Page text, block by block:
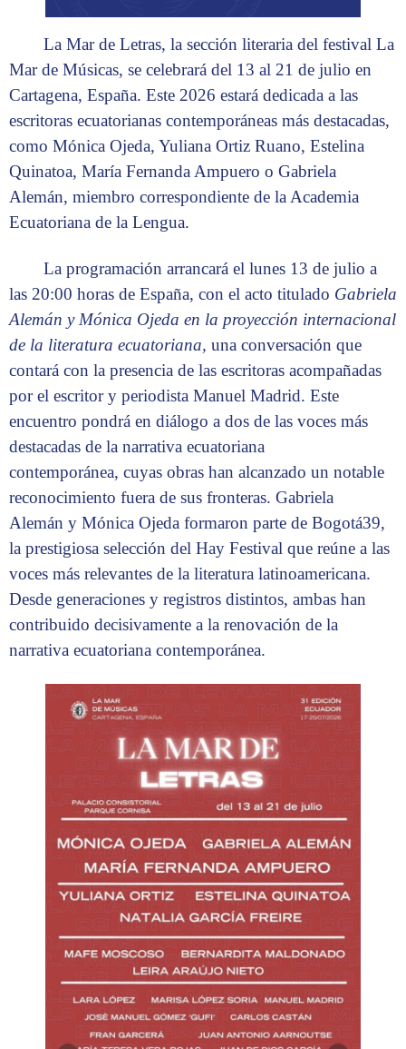
La Mar de Letras, la sección literaria del festival La
Mar de Músicas, se celebrará del 13 al 21 de julio en
Cartagena, España. Este 2026 estará dedicada a las
escritoras ecuatorianas contemporáneas más destacadas,
como Mónica Ojeda, Yuliana Ortiz Ruano, Estelina
Quinatoa, María Fernanda Ampuero o Gabriela
Alemán, miembro correspondiente de la Academia
Ecuatoriana de la Lengua.
La programación arrancará el lunes 13 de julio a
las 20:00 horas de España, con el acto titulado Gabriela
Alemán y Mónica Ojeda en la proyección internacional
de la literatura ecuatoriana, una conversación que
contará con la presencia de las escritoras acompañadas
por el escritor y periodista Manuel Madrid. Este
encuentro pondrá en diálogo a dos de las voces más
destacadas de la narrativa ecuatoriana
contemporánea, cuyas obras han alcanzado un notable
reconocimiento fuera de sus fronteras. Gabriela
Alemán y Mónica Ojeda formaron parte de Bogotá39,
la prestigiosa selección del Hay Festival que reúne a las
voces más relevantes de la literatura latinoamericana.
Desde generaciones y registros distintos, ambas han
contribuido decisivamente a la renovación de la
narrativa ecuatoriana contemporánea.